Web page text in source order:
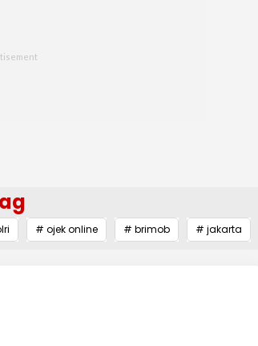
# ojek online # brimob # jakarta